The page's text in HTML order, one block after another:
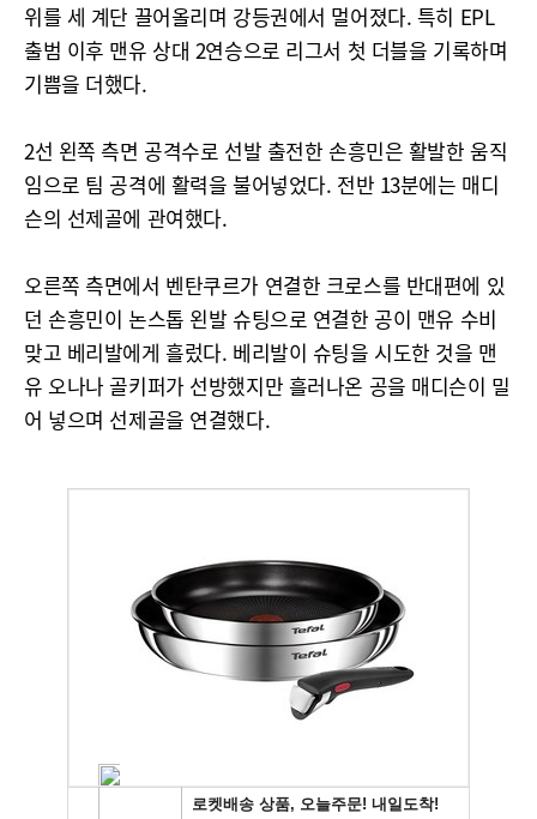
위를 세 계단 끌어올리며 강등권에서 멀어졌다. 특히 EPL
출범 이후 맨유 상대 2연승으로 리그서 첫 더블을 기록하며
기쁨을 더했다.
2선 왼쪽 측면 공격수로 선발 출전한 손흥민은 활발한 움직
임으로 팀 공격에 활력을 불어넣었다. 전반 13분에는 매디
슨의 선제골에 관여했다.
오른쪽 측면에서 벤탄쿠르가 연결한 크로스를 반대편에 있
던 손흥민이 논스톱 왼발 슈팅으로 연결한 공이 맨유 수비
맞고 베리발에게 흘렀다. 베리발이 슈팅을 시도한 것을 맨
유 오나나 골키퍼가 선방했지만 흘러나온 공을 매디슨이 밀
어 넣으며 선제골을 연결했다.